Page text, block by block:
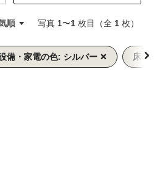
順 写真 1〜1 枚目（全 1 枚）
備・家電の色: シルバー
床の色: